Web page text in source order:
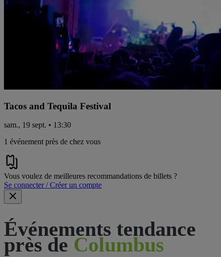
Tacos and Tequila Festival
sam., 19 sept. • 13:30
1 événement près de chez vous
Vous voulez de meilleures recommandations de billets ?
Se connecter / Créer un compte
Événements tendance
près de Columbus